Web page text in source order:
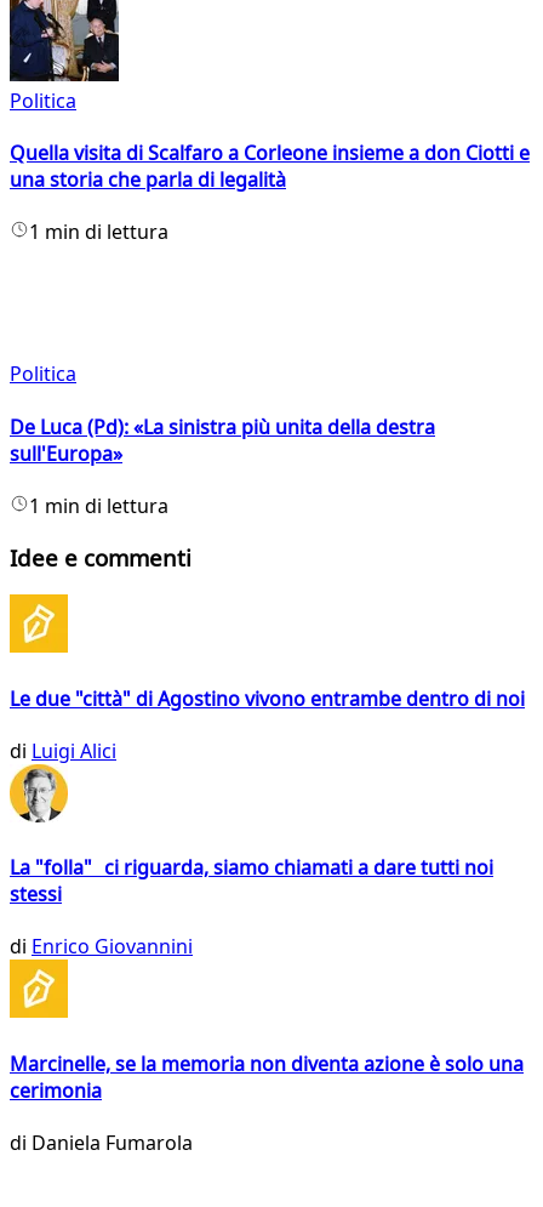
Politica
Quella visita di Scalfaro a Corleone insieme a don Ciotti e
una storia che parla di legalità
1 min di lettura
Politica
De Luca (Pd): «La sinistra più unita della destra
sull'Europa»
1 min di lettura
Idee e commenti
Le due "città" di Agostino vivono entrambe dentro di noi
di Luigi Alici
La "folla" ci riguarda, siamo chiamati a dare tutti noi
stessi
di Enrico Giovannini
Marcinelle, se la memoria non diventa azione è solo una
cerimonia
di Daniela Fumarola